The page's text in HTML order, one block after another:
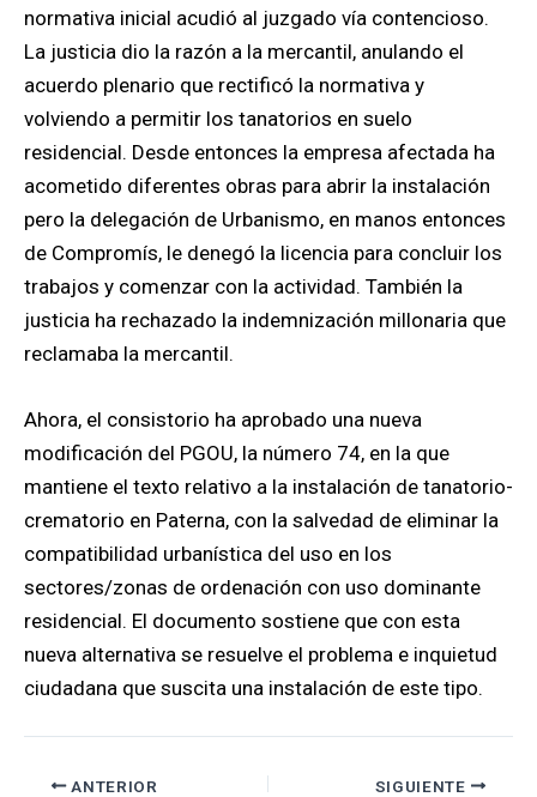
normativa inicial acudió al juzgado vía contencioso.
La justicia dio la razón a la mercantil, anulando el
acuerdo plenario que rectificó la normativa y
volviendo a permitir los tanatorios en suelo
residencial. Desde entonces la empresa afectada ha
acometido diferentes obras para abrir la instalación
pero la delegación de Urbanismo, en manos entonces
de Compromís, le denegó la licencia para concluir los
trabajos y comenzar con la actividad. También la
justicia ha rechazado la indemnización millonaria que
reclamaba la mercantil.
Ahora, el consistorio ha aprobado una nueva
modificación del PGOU, la número 74, en la que
mantiene el texto relativo a la instalación de tanatorio-
crematorio en Paterna, con la salvedad de eliminar la
compatibilidad urbanística del uso en los
sectores/zonas de ordenación con uso dominante
residencial. El documento sostiene que con esta
nueva alternativa se resuelve el problema e inquietud
ciudadana que suscita una instalación de este tipo.
ANTERIOR SIGUIENTE